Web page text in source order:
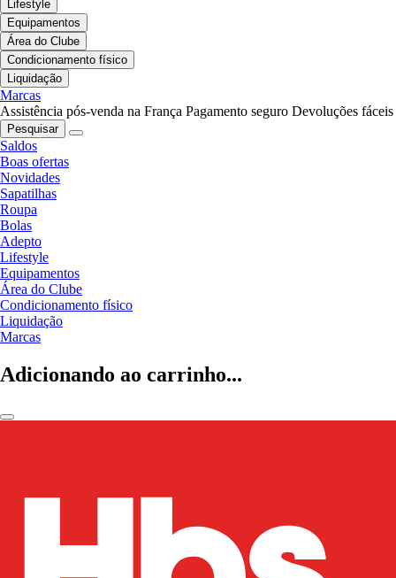
Lifestyle
Equipamentos
Área do Clube
Condicionamento físico
Liquidação
Marcas
Assistência pós-venda na França Pagamento seguro Devoluções fáceis
Pesquisar
Saldos
Boas ofertas
Novidades
Sapatilhas
Roupa
Bolas
Adepto
Lifestyle
Equipamentos
Área do Clube
Condicionamento físico
Liquidação
Marcas
Adicionando ao carrinho...